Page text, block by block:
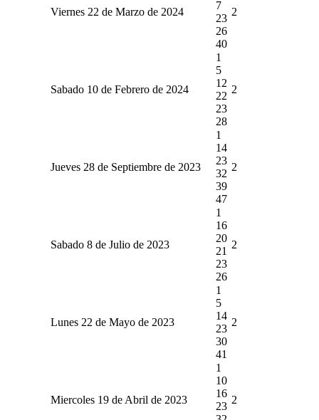
Viernes 22 de Marzo de 2024
7
23
26
40
2
Sabado 10 de Febrero de 2024
1
5
12
22
23
28
2
Jueves 28 de Septiembre de 2023
1
14
23
32
39
47
2
Sabado 8 de Julio de 2023
1
16
20
21
23
26
2
Lunes 22 de Mayo de 2023
1
5
14
23
30
41
2
Miercoles 19 de Abril de 2023
1
10
16
23
2